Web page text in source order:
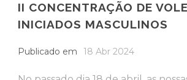
II CONCENTRAÇÃO DE
INICIADOS MASCULINOS
Publicado em 18 Abr 2024